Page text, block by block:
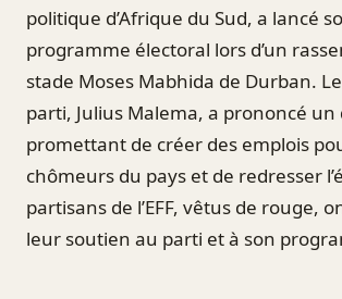
politique d’Afrique du Sud, a lancé
programme électoral lors d’un
stade Moses Mabhida de Durban.
parti, Julius Malema, a prononcé un
promettant de créer des emplois
chômeurs du pays et de redresser
partisans de l’EFF, vêtus de rouge,
leur soutien au parti et à son